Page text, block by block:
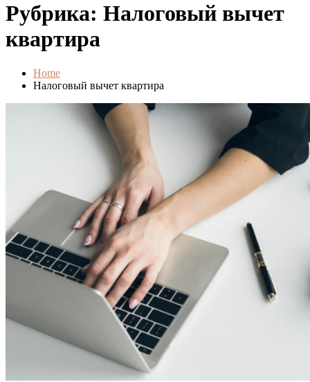
Рубрика: Налоговый вычет
квартира
Home
Налоговый вычет квартира